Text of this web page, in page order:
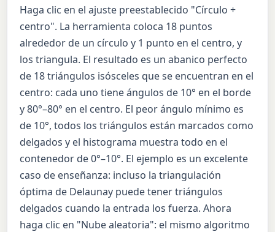
Haga clic en el ajuste preestablecido "Círculo +
centro". La herramienta coloca 18 puntos
alrededor de un círculo y 1 punto en el centro, y
los triangula. El resultado es un abanico perfecto
de 18 triángulos isósceles que se encuentran en el
centro: cada uno tiene ángulos de 10° en el borde
y 80°–80° en el centro. El peor ángulo mínimo es
de 10°, todos los triángulos están marcados como
delgados y el histograma muestra todo en el
contenedor de 0°–10°. El ejemplo es un excelente
caso de enseñanza: incluso la triangulación
óptima de Delaunay puede tener triángulos
delgados cuando la entrada los fuerza. Ahora
haga clic en "Nube aleatoria": el mismo algoritmo